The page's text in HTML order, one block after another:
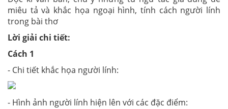
miêu tả và khắc họa ngoại hình, tính cách người lính
trong bài thơ
Lời giải chi tiết:
Cách 1
- Chi tiết khắc họa người lính:
- Hình ảnh người lính hiện lên với các đặc điểm: